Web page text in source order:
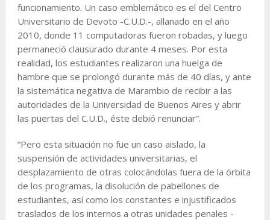
funcionamiento. Un caso emblemático es el del Centro
Universitario de Devoto -C.U.D.-, allanado en el año
2010, donde 11 computadoras fueron robadas, y luego
permaneció clausurado durante 4 meses. Por esta
realidad, los estudiantes realizaron una huelga de
hambre que se prolongó durante más de 40 días, y ante
la sistemática negativa de Marambio de recibir a las
autoridades de la Universidad de Buenos Aires y abrir
las puertas del C.U.D., éste debió renunciar”.
“Pero esta situación no fue un caso aislado, la
suspensión de actividades universitarias, el
desplazamiento de otras colocándolas fuera de la órbita
de los programas, la disolución de pabellones de
estudiantes, así como los constantes e injustificados
traslados de los internos a otras unidades penales -